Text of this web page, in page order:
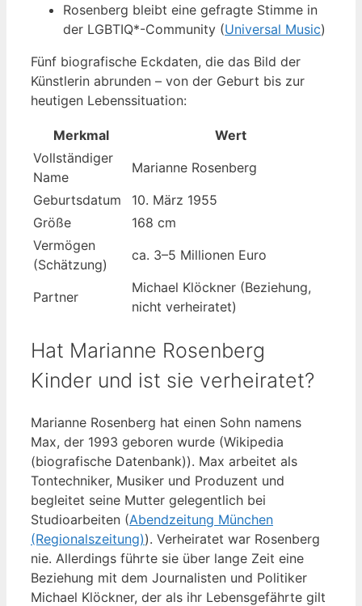
Rosenberg bleibt eine gefragte Stimme in
der LGBTIQ*-Community (Universal Music)
Fünf biografische Eckdaten, die das Bild der
Künstlerin abrunden – von der Geburt bis zur
heutigen Lebenssituation:
Merkmal
Wert
Vollständiger
Name
Marianne Rosenberg
Geburtsdatum
10. März 1955
Größe
168 cm
Vermögen
(Schätzung)
ca. 3–5 Millionen Euro
Partner
Michael Klöckner (Beziehung,
nicht verheiratet)
Hat Marianne Rosenberg
Kinder und ist sie verheiratet?
Marianne Rosenberg hat einen Sohn namens
Max, der 1993 geboren wurde (Wikipedia
(biografische Datenbank)). Max arbeitet als
Tontechniker, Musiker und Produzent und
begleitet seine Mutter gelegentlich bei
Studioarbeiten (Abendzeitung München
(Regionalszeitung)). Verheiratet war Rosenberg
nie. Allerdings führte sie über lange Zeit eine
Beziehung mit dem Journalisten und Politiker
Michael Klöckner, der als ihr Lebensgefährte gilt